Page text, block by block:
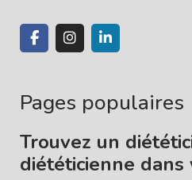
Pages populaires
Trouvez un
diététicienne